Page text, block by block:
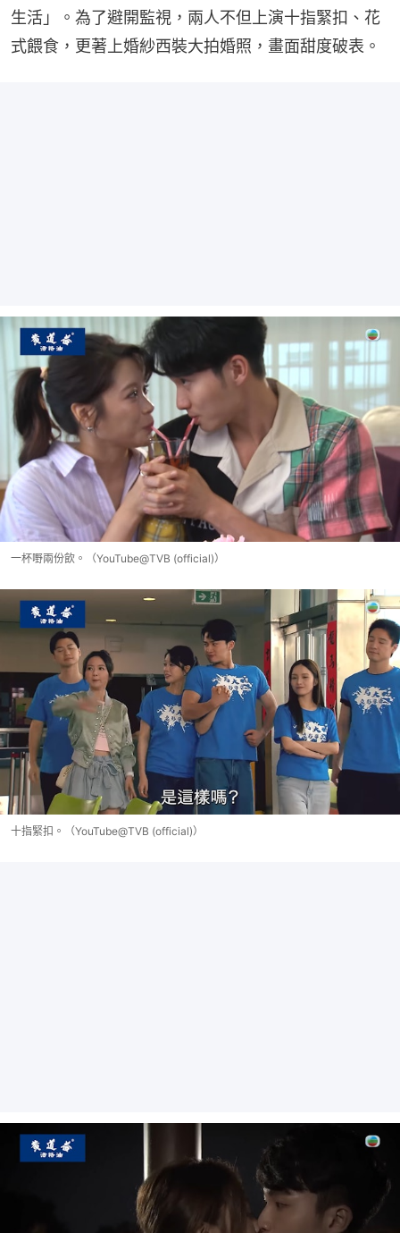
生活」。為了避開監視，兩人不但上演十指緊扣、花
式餵食，更著上婚紗西裝大拍婚照，畫面甜度破表。
一杯嘢兩份飲。（YouTube@TVB (official)）
十指緊扣。（YouTube@TVB (official)）